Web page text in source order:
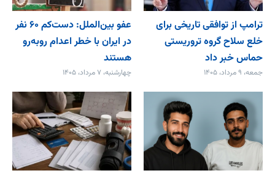
ترامپ از توافقی تاریخی برای
خلع ‌سلاح گروه تروریستی
حماس خبر داد
جمعه، ۹ مرداد، ۱۴۰۵
عفو بین‌الملل: دست‌کم ۶۰ نفر
در ایران با خطر اعدام روبه‌رو
هستند
چهارشنبه، ۷ مرداد، ۱۴۰۵